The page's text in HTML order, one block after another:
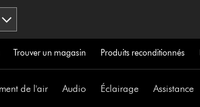
Trouver un magasin Produits reconditionnés
de l'air Audio Éclairage Assistance